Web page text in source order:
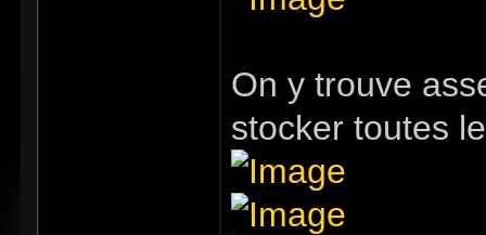
On y trouve
stocker toutes